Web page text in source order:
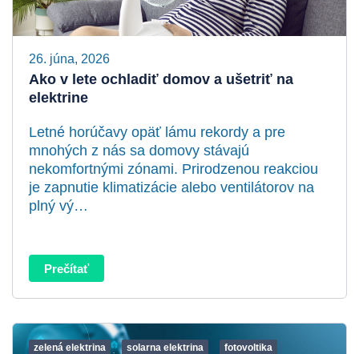
26. júna, 2026
Ako v lete ochladiť domov a ušetriť na
elektrine
Letné horúčavy opäť lámu rekordy a pre
mnohých z nás sa domovy stávajú
nekomfortnými zónami. Prirodzenou reakciou
je zapnutie klimatizácie alebo ventilátorov na
plný vý…
Prečítať
zelená elektrina solarna elektrina fotovoltika